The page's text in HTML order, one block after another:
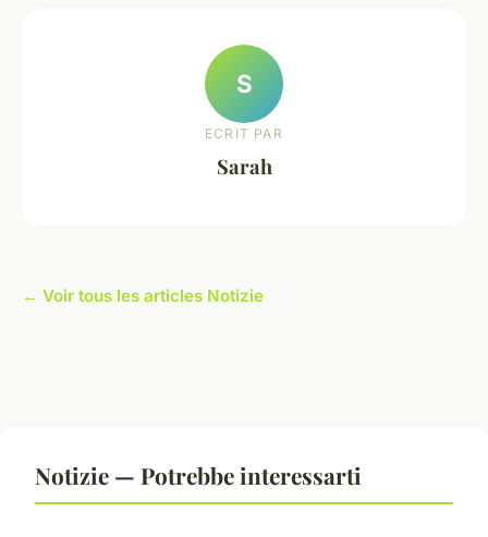
S
ECRIT PAR
Sarah
← Voir tous les articles Notizie
Notizie — Potrebbe interessarti